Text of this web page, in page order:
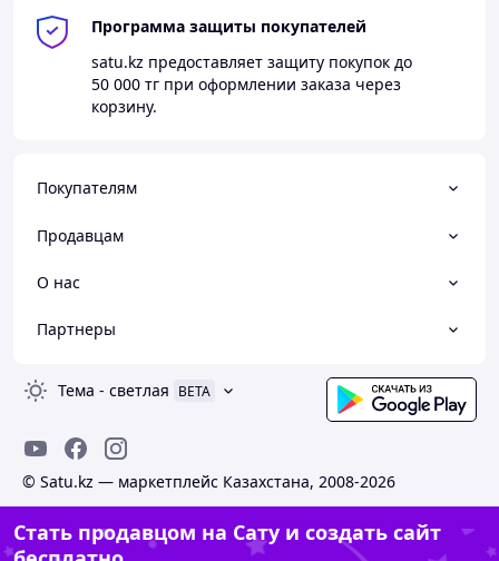
Программа защиты покупателей
satu.kz предоставляет защиту покупок до
50 000 тг при оформлении заказа через
корзину.
Покупателям
Продавцам
О нас
Партнеры
Тема - светлая BETA
© Satu.kz — маркетплейс Казахстана, 2008-2026
Стать продавцом на Сату и создать сайт